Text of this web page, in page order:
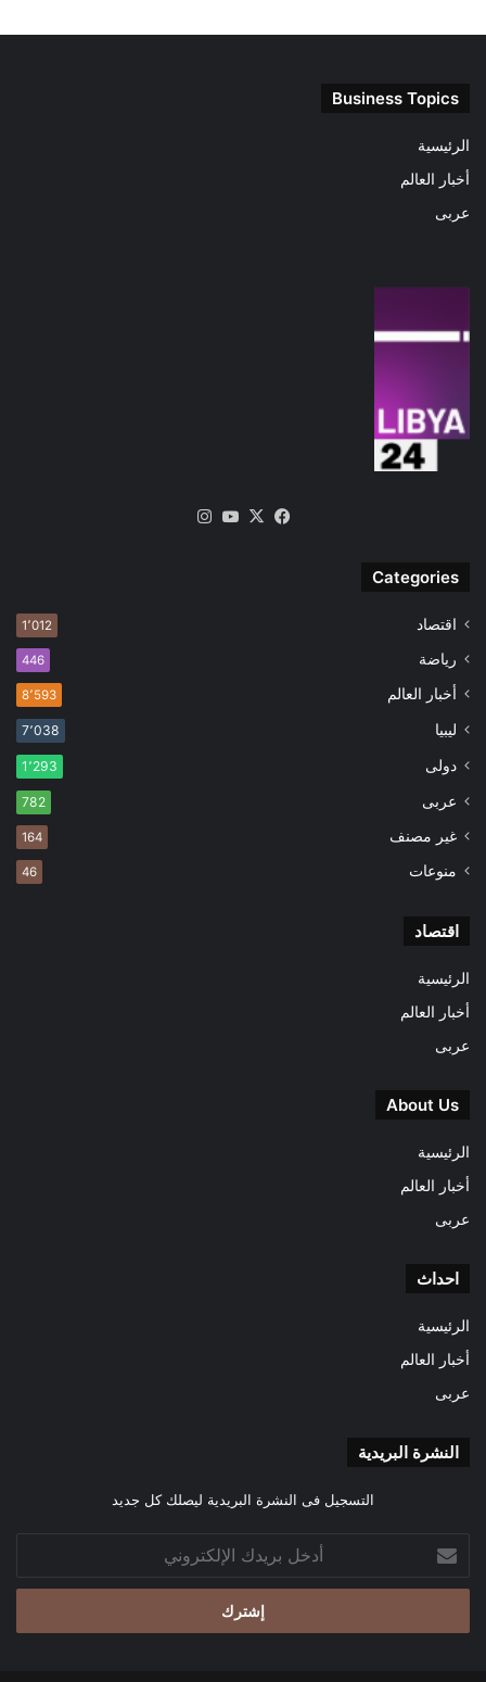
Business Topics
الرئيسية
أخبار العالم
عربى
فيسبوك
‫X
‫YouTube
Categories
اقتصاد 1٬012
رياضة 446
أخبار العالم 8٬593
ليبيا 7٬038
دولى 1٬293
عربى 782
غير مصنف 164
منوعات 46
اقتصاد
الرئيسية
أخبار العالم
عربى
About Us
الرئيسية
أخبار العالم
عربى
احداث
الرئيسية
أخبار العالم
عربى
النشرة البريدية
التسجيل فى النشرة البريدية ليصلك كل جديد
بريدك
الإلكتروني